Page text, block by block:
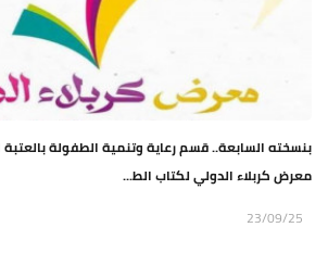
بنسخته السابعة.. قسم رعاية وتنمية الطفولة
معرض كربلاء الدولي لكتاب الط...
23/09/25